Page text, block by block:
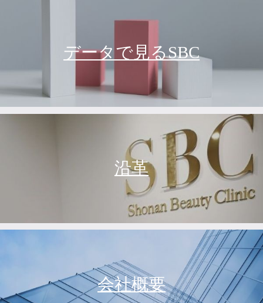
データで見るSBC
沿革
会社概要